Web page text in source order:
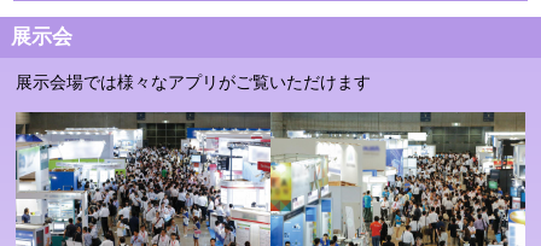
展示会
展示会場では様々なアプリがご覧いただけます